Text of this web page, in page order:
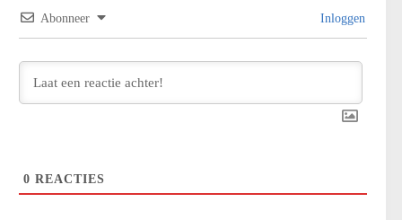
Abonneer Inloggen
0 REACTIES